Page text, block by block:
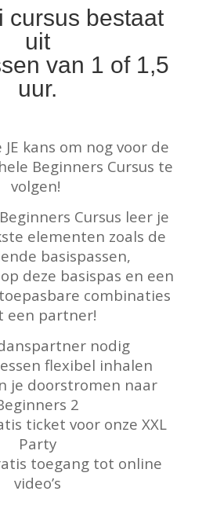
cursus bestaat
uit
van 1 of 1,5
uur.
kans om nog voor de
Beginners Cursus te
volgen!
Cursus leer je
elementen zoals de
basispassen,
deze basispas en een
combinaties
een partner!
nodig
flexibel inhalen
je doorstromen naar
2
ticket voor onze XXL
Party
toegang tot online
video’s